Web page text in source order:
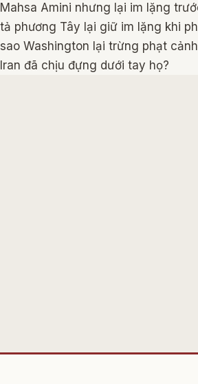
Mahsa Amini nhưng lại im lặng
tả phương Tây lại giữ im lặng khi
sao Washington lại trừng phạt
Iran đã chịu đựng dưới tay họ?